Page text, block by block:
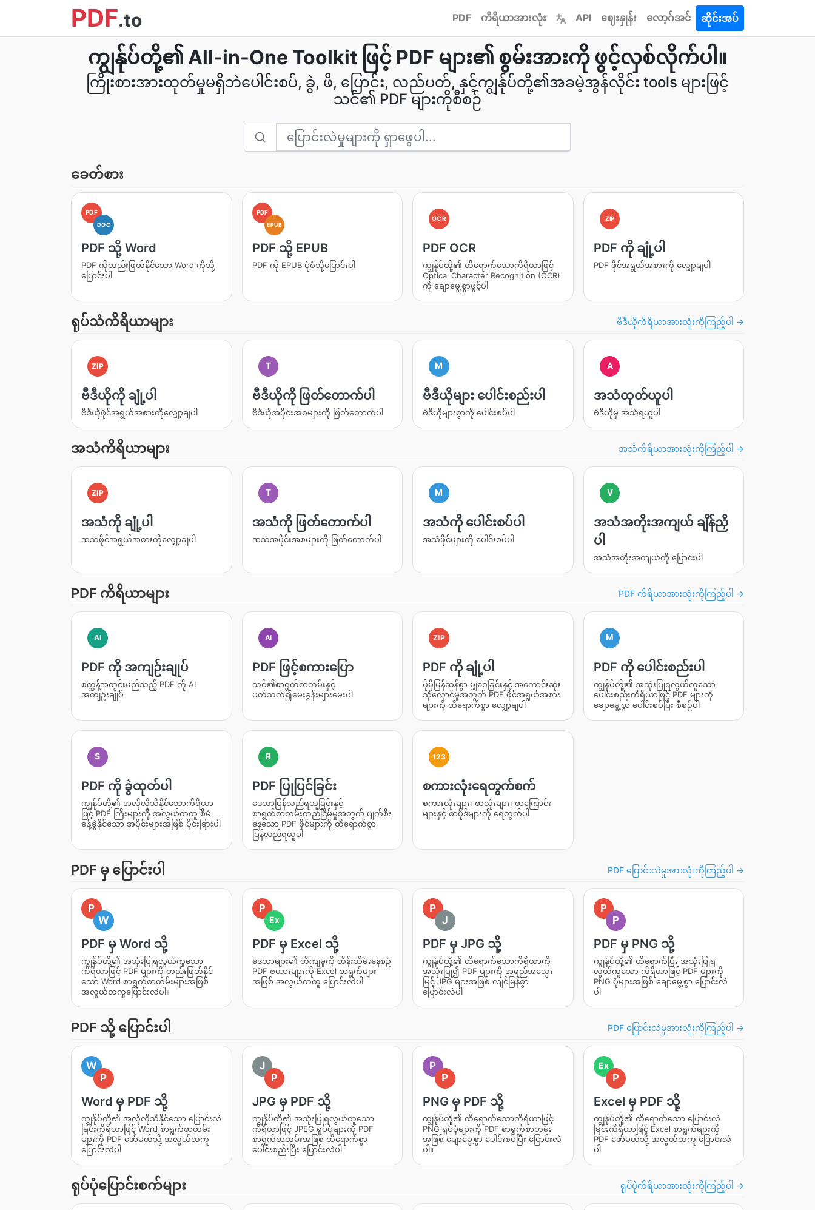
PDF.to PDF ကိရိယာအားလုံး API ဈေးနှုန်း လော့ဂ်အင် ဆိုင်းအပ်
ကျွန်ုပ်တို့၏ All-in-One Toolkit ဖြင့် PDF များ၏ စွမ်းအားကို ဖွင့်လှစ်လိုက်ပါ။
ကြိုးစားအားထုတ်မှုမရှိဘဲပေါင်းစပ်, ခွဲ, ဖိ, ပြောင်း, လည်ပတ်, နှင့်ကျွန်ုပ်တို့၏အခမဲ့အွန်လိုင်း tools များဖြင့်
သင်၏ PDF များကိုစီစဉ်
ခေတ်စား
PDF
DOC
PDF သို့ Word
PDF ကိုတည်းဖြတ်နိုင်သော Word ကိုသို့
ပြောင်းပါ
PDF
EPUB
PDF သို့ EPUB
PDF ကို EPUB ပုံစံသို့ပြောင်းပါ
OCR
PDF OCR
ကျွန်ုပ်တို့၏ ထိရောက်သောကိရိယာဖြင့်
Optical Character Recognition (OCR)
ကို ချောမွေ့စွာဖွင့်ပါ
ZIP
PDF ကို ချုံ့ပါ
PDF ဖိုင်အရွယ်အစားကို လျှော့ချပါ
ရုပ်သံကိရိယာများ ဗီဒီယိုကိရိယာအားလုံးကိုကြည့်ပါ →
ZIP
ဗီဒီယိုကို ချုံ့ပါ
ဗီဒီယိုဖိုင်အရွယ်အစားကိုလျှော့ချပါ
T
ဗီဒီယိုကို ဖြတ်တောက်ပါ
ဗီဒီယိုအပိုင်းအစများကို ဖြတ်တောက်ပါ
M
ဗီဒီယိုများ ပေါင်းစည်းပါ
ဗီဒီယိုများစွာကို ပေါင်းစပ်ပါ
A
အသံထုတ်ယူပါ
ဗီဒီယိုမှ အသံရယူပါ
အသံကိရိယာများ အသံကိရိယာအားလုံးကိုကြည့်ပါ →
ZIP
အသံကို ချုံ့ပါ
အသံဖိုင်အရွယ်အစားကိုလျှော့ချပါ
T
အသံကို ဖြတ်တောက်ပါ
အသံအပိုင်းအစများကို ဖြတ်တောက်ပါ
M
အသံကို ပေါင်းစပ်ပါ
အသံဖိုင်များကို ပေါင်းစပ်ပါ
V
အသံအတိုးအကျယ် ချိန်ညှိ
ပါ
အသံအတိုးအကျယ်ကို ပြောင်းပါ
PDF ကိရိယာများ PDF ကိရိယာအားလုံးကိုကြည့်ပါ →
AI
PDF ကို အကျဉ်းချုပ်
စက္ကန့်အတွင်းမည်သည့် PDF ကို AI
အကျဉ်းချုပ်
AI
PDF ဖြင့်စကားပြော
သင်၏စာရွက်စာတမ်းနှင့်
ပတ်သက်၍မေးခွန်းများမေးပါ
ZIP
PDF ကို ချုံ့ပါ
ပိုမိုမြန်ဆန်စွာ မျှဝေခြင်းနှင့် အကောင်းဆုံး
သိုလှောင်မှုအတွက် PDF ဖိုင်အရွယ်အစား
များကို ထိရောက်စွာ လျှော့ချပါ
M
PDF ကို ပေါင်းစည်းပါ
ကျွန်ုပ်တို့၏ အသုံးပြုရလွယ်ကူသော
ပေါင်းစည်းကိရိယာဖြင့် PDF များကို
ချောမွေ့စွာ ပေါင်းစပ်ပြီး စီစဉ်ပါ
S
PDF ကို ခွဲထုတ်ပါ
ကျွန်ုပ်တို့၏ အလိုလိုသိနိုင်သောကိရိယာ
ဖြင့် PDF ကြီးများကို အလွယ်တကူ စီမံ
ခန့်ခွဲနိုင်သော အပိုင်းများအဖြစ် ပိုင်းခြားပါ
R
PDF ပြုပြင်ခြင်း
ဒေတာပြန်လည်ရယူခြင်းနှင့်
စာရွက်စာတမ်းတည်ငြိမ်မှုအတွက် ပျက်စီး
နေသော PDF ဖိုင်များကို ထိရောက်စွာ
ပြန်လည်ရယူပါ
123
စကားလုံးရေတွက်စက်
စကားလုံးများ၊ စာလုံးများ၊ စာကြောင်း
များနှင့် စာပိုဒ်များကို ရေတွက်ပါ
PDF မှ ပြောင်းပါ PDF ပြောင်းလဲမှုအားလုံးကိုကြည့်ပါ →
P
W
PDF မှ Word သို့
ကျွန်ုပ်တို့၏ အသုံးပြုရလွယ်ကူသော
ကိရိယာဖြင့် PDF များကို တည်းဖြတ်နိုင်
သော Word စာရွက်စာတမ်းများအဖြစ်
အလွယ်တကူပြောင်းလဲပါ။
P
Ex
PDF မှ Excel သို့
ဒေတာများ၏ တိကျမှုကို ထိန်းသိမ်းနေစဉ်
PDF ဇယားများကို Excel စာရွက်များ
အဖြစ် အလွယ်တကူ ပြောင်းလဲပါ
P
J
PDF မှ JPG သို့
ကျွန်ုပ်တို့၏ ထိရောက်သောကိရိယာကို
အသုံးပြု၍ PDF များကို အရည်အသွေး
မြင့် JPG များအဖြစ် လျင်မြန်စွာ
ပြောင်းလဲပါ
P
P
PDF မှ PNG သို့
ကျွန်ုပ်တို့၏ ထိရောက်ပြီး အသုံးပြုရ
လွယ်ကူသော ကိရိယာဖြင့် PDF များကို
PNG ပုံများအဖြစ် ချောမွေ့စွာ ပြောင်းလဲ
ပါ
PDF သို့ ပြောင်းပါ PDF ပြောင်းလဲမှုအားလုံးကိုကြည့်ပါ →
W
P
Word မှ PDF သို့
ကျွန်ုပ်တို့၏ အလိုလိုသိနိုင်သော ပြောင်းလဲ
ခြင်းကိရိယာဖြင့် Word စာရွက်စာတမ်း
များကို PDF ဖော်မတ်သို့ အလွယ်တကူ
ပြောင်းလဲပါ
J
P
JPG မှ PDF သို့
ကျွန်ုပ်တို့၏ အသုံးပြုရလွယ်ကူသော
ကိရိယာဖြင့် JPEG ရုပ်ပုံများကို PDF
စာရွက်စာတမ်းအဖြစ် ထိရောက်စွာ
ပေါင်းစည်းပြီး ပြောင်းလဲပါ
P
P
PNG မှ PDF သို့
ကျွန်ုပ်တို့၏ ထိရောက်သောကိရိယာဖြင့်
PNG ရုပ်ပုံများကို PDF စာရွက်စာတမ်း
အဖြစ် ချောမွေ့စွာ ပေါင်းစပ်ပြီး ပြောင်းလဲ
ပါ။
Ex
P
Excel မှ PDF သို့
ကျွန်ုပ်တို့၏ ထိရောက်သော ပြောင်းလဲ
ခြင်းကိရိယာဖြင့် Excel စာရွက်များကို
PDF ဖော်မတ်သို့ အလွယ်တကူ ပြောင်းလဲ
ပါ
ရုပ်ပုံပြောင်းစက်များ ရုပ်ပုံကိရိယာအားလုံးကိုကြည့်ပါ →